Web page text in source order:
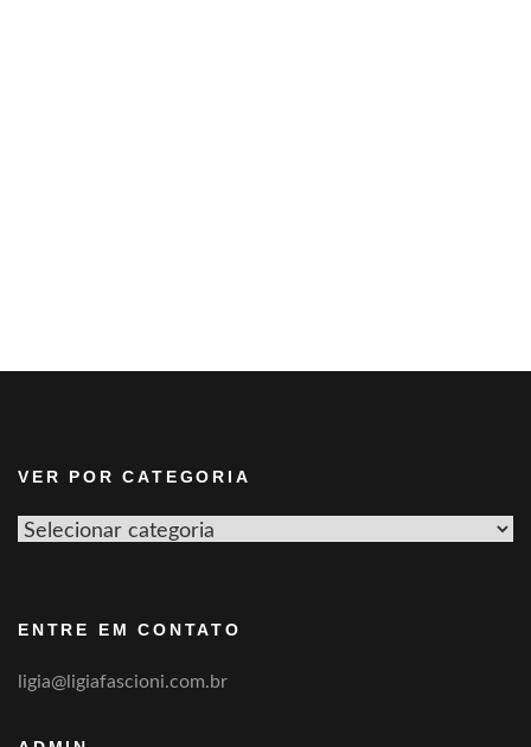
VER POR CATEGORIA
Ver
ENTRE EM CONTATO
ligia@ligiafascioni.com.br